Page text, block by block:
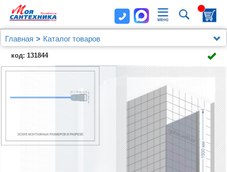
Главная
Каталог товаров
Душевые уголки, ограждения, поддоны
Kubele
Шторка на ванну Kubele DE020 DE020P601-MAT-
WTMT-75х150 150х75, профиль белый матовый, стекло
код: 131844